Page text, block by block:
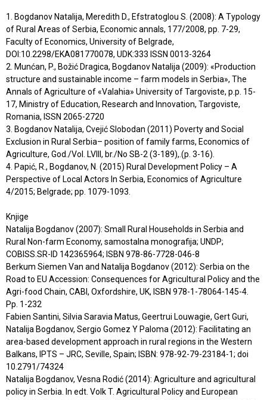
1. Bogdanov Natalija, Meredith D., Efstratoglou S. (2008): A Typology
of Rural Areas of Serbia, Economic annals, 177/2008, pp. 7-29,
Faculty of Economics, University of Belgrade,
DOI:10.2298/EKA081770078, UDK:333 ISSN 0013-3264
2. Munćan, P., Božić Dragica, Bogdanov Natalija (2009): «Production
structure and sustainable income – farm models in Serbia», The
Annals of Agriculture of «Valahia» University of Targoviste, p.p. 15-
17, Ministry of Education, Research and Innovation, Targoviste,
Romania, ISSN 2065-2720
3. Bogdanov Natalija, Cvejić Slobodan (2011) Poverty and Social
Exclusion in Rural Serbia– position of family farms, Economics of
Agriculture, God./Vol. LVIII, br./No SB-2 (3-189),.(p. 3-16).
4. Papić, R., Bogdanov, N. (2015) Rural Development Policy – A
Perspective of Local Actors In Serbia, Economics of Agriculture
4/2015; Belgrade; pp. 1079-1093.
Knjige
Natalija Bogdanov (2007): Small Rural Households in Serbia and
Rural Non-farm Economy, samostalna monografija; UNDP;
COBISS.SR-ID 142365964; ISBN 978-86-7728-046-8
Berkum Siemen Van and Natalija Bogdanov (2012): Serbia on the
Road to EU Accession: Consequences for Agricultural Policy and the
Agri-food Chain, CABI, Oxfordshire, UK, ISBN 978-1-78064-145-4.
Pp. 1-232
Fabien Santini, Silvia Saravia Matus, Geertrui Louwagie, Gert Guri,
Natalija Bogdanov, Sergio Gomez Y Paloma (2012): Facilitating an
area-based development approach in rural regions in the Western
Balkans, IPTS – JRC, Seville, Spain; ISBN: 978-92-79-23184-1; doi
10.2791/74324
Natalija Bogdanov, Vesna Rodić (2014): Agriculture and agricultural
policy in Serbia. In edt. Volk T. Agricultural Policy and European